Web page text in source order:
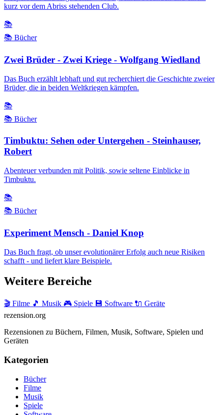
kurz vor dem Abriss stehenden Club.
📚
📚 Bücher
Zwei Brüder - Zwei Kriege - Wolfgang Wiedland
Das Buch erzählt lebhaft und gut recherchiert die Geschichte zweier
Brüder, die in beiden Weltkriegen kämpfen.
📚
📚 Bücher
Timbuktu: Sehen oder Untergehen - Steinhauser,
Robert
Abenteuer verbunden mit Politik, sowie seltene Einblicke in
Timbuktu.
📚
📚 Bücher
Experiment Mensch - Daniel Knop
Das Buch fragt, ob unser evolutionärer Erfolg auch neue Risiken
schafft - und liefert klare Beispiele.
Weitere Bereiche
🎬 Filme 🎵 Musik 🎮 Spiele 💾 Software 🔌 Geräte
rezension.org
Rezensionen zu Büchern, Filmen, Musik, Software, Spielen und
Geräten
Kategorien
Bücher
Filme
Musik
Spiele